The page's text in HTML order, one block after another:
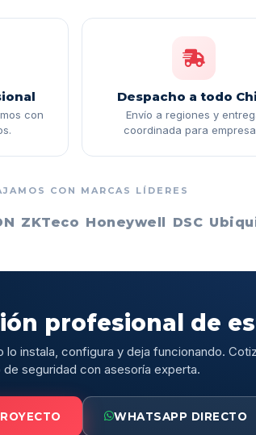
con
Despacho a todo
Envío a regiones y
coordinada para
CON MARCAS LÍDERES
ZKTeco Honeywell DSC
profesional de
instala, configura y deja funcionando.
seguridad con asesoría experta.
WHATSAPP DIRECTO